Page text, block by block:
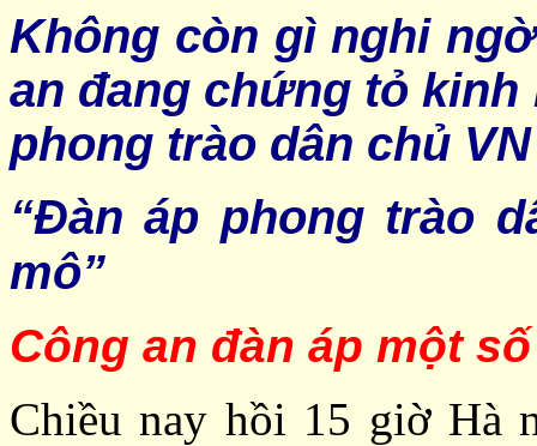
Không còn gì nghi
an đang chứng tỏ
phong trào dân chủ VN
“Đàn áp phong trào
mô”
Công an đàn áp một
Chiều nay hồi 15 giờ Hà